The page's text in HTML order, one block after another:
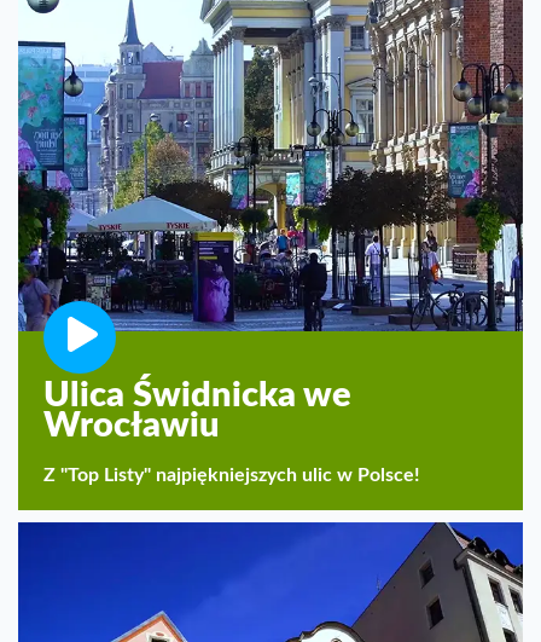
Ulica Świdnicka we
Wrocławiu
Z "Top Listy" najpiękniejszych ulic w Polsce!